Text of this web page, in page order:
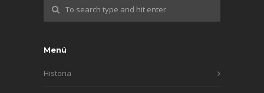
Menú
Historia